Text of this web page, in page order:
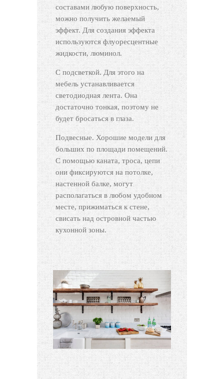
составами любую поверхность,
можно получить желаемый
эффект. Для создания эффекта
используются флуоресцентные
жидкости, люминол.
С подсветкой. Для этого на
мебель устанавливается
светодиодная лента. Она
достаточно тонкая, поэтому не
будет бросаться в глаза.
Подвесные. Хорошие модели для
больших по площади помещений.
С помощью каната, троса, цепи
они фиксируются на потолке,
настенной балке, могут
располагаться в любом удобном
месте, прижиматься к стене,
свисать над островной частью
кухонной зоны.